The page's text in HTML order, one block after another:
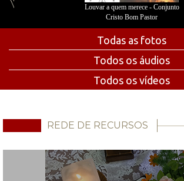
Louvar a quem merece - Conjunto
Cristo Bom Pastor
Todas as fotos
Todos os áudios
Todos os vídeos
REDE DE RECURSOS